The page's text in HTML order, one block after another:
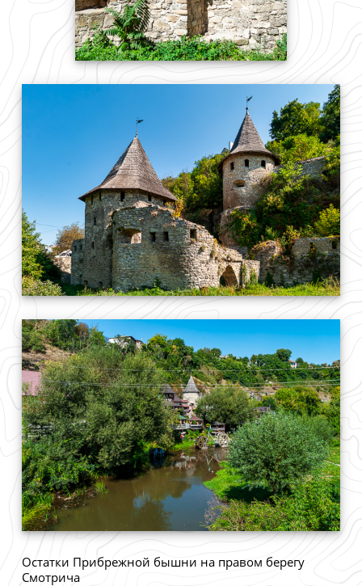
Остатки Прибрежной бышни на правом берегу
Смотрича